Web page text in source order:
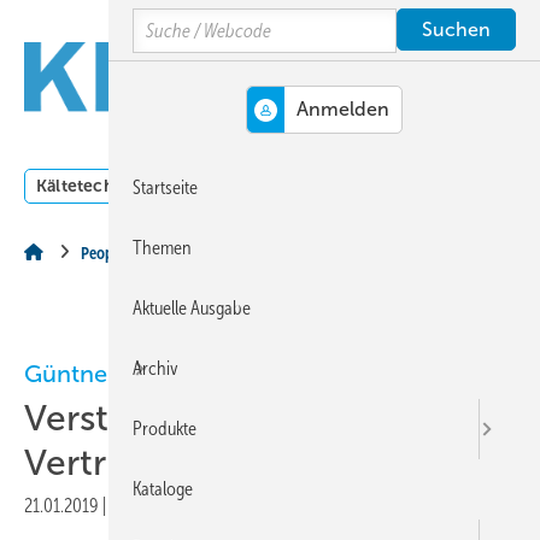
Hauptinhalt
Hauptmenü
SiteSearch
Kältetechnik Klimatechnik
People
Güntner
Verstärkung für das
Vertriebsteam Schweiz
21.01.2019 Druckvorschau
Search
Startseite
Themen
Aktuelle Ausgabe
Archiv
Produkte
Kataloge